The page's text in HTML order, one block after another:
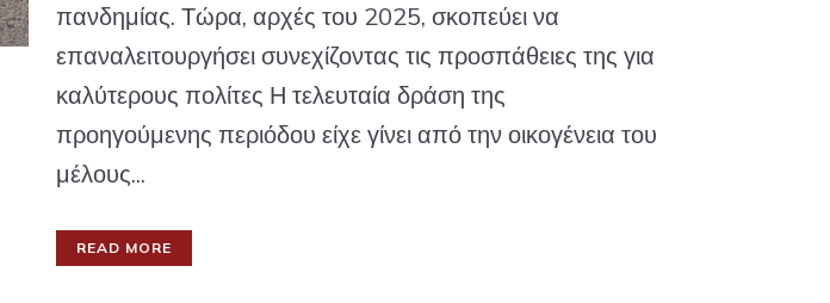
πανδημίας. Τώρα, αρχές του 2025, σκοπεύει να
επαναλειτουργήσει συνεχίζοντας τις προσπάθειες της για
καλύτερους πολίτες Η τελευταία δράση της
προηγούμενης περιόδου είχε γίνει από την οικογένεια του
μέλους...
READ MORE